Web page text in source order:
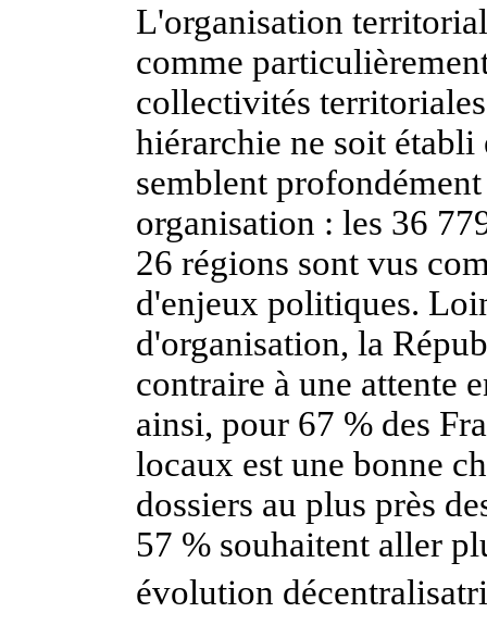
L'organisation
comme
collectivités
hiérarchie ne soit établi
semblent
organisation : les 36
26 régions sont vus
d'enjeux politiques.
d'organisation, la
contraire à une attente
ainsi, pour 67 % des
locaux est une bonne
dossiers au plus près
57 % souhaitent aller
évolution